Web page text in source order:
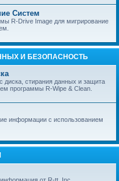
Систем
R-Drive Image для мигрирование
И БЕЗОПАСНОСТЬ
стирания данных и защита
программы R-Wipe & Clean.
информации с использованием